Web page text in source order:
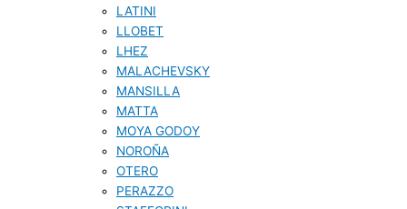
LATINI
LLOBET
LHEZ
MALACHEVSKY
MANSILLA
MATTA
MOYA GODOY
NOROÑA
OTERO
PERAZZO